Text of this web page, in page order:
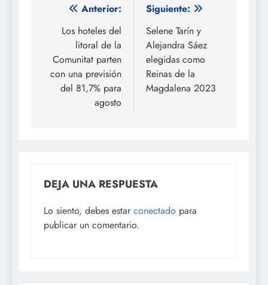
Navegación
entradas
Anterior:
Los hoteles del
litoral de la
Comunitat parten
con una previsión
del 81,7% para
agosto
Siguiente:
Selene Tarín y
Alejandra Sáez
elegidas como
Reinas de la
Magdalena 2023
DEJA UNA RESPUESTA
Lo siento, debes estar conectado para
publicar un comentario.